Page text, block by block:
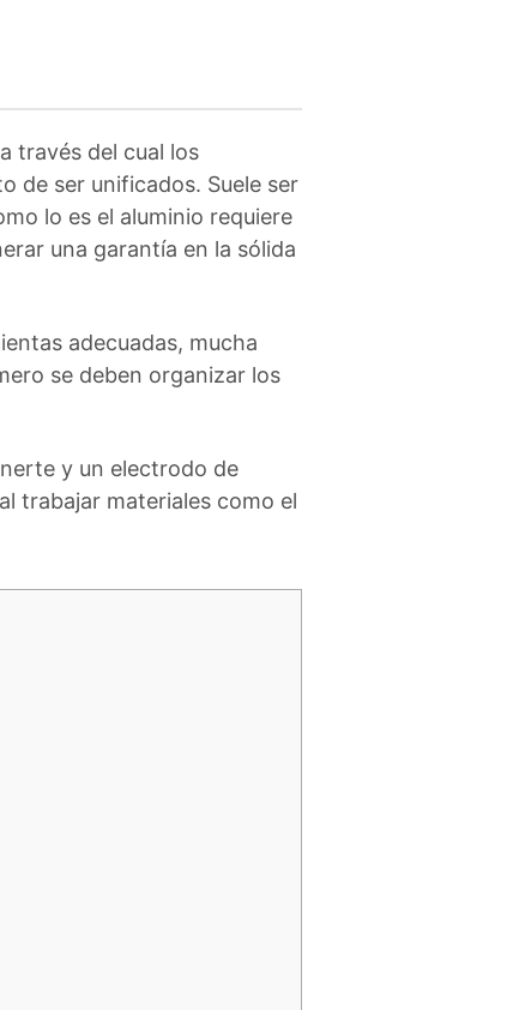
través del cual los
de ser unificados. Suele ser
lo es el aluminio requiere
una garantía en la sólida
adecuadas, mucha
se deben organizar los
y un electrodo de
trabajar materiales como el